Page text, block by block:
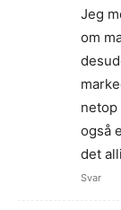
Jeg
om
netop
også
det
Svar